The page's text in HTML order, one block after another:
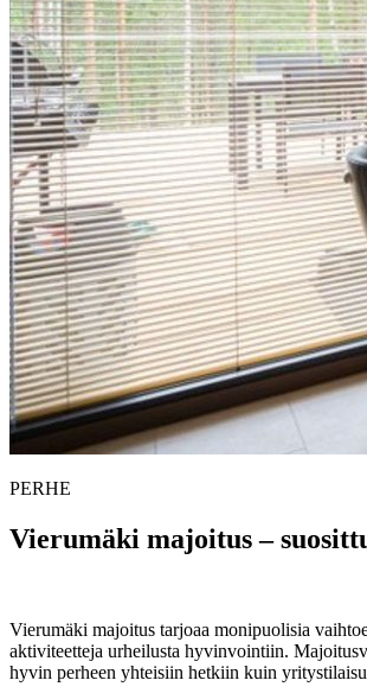
PERHE
Vierumäki majoitus –
Vierumäki majoitus tarjoaa monipuolisia
aktiviteetteja urheilusta hyvinvointiin.
hyvin perheen yhteisiin hetkiin kuin